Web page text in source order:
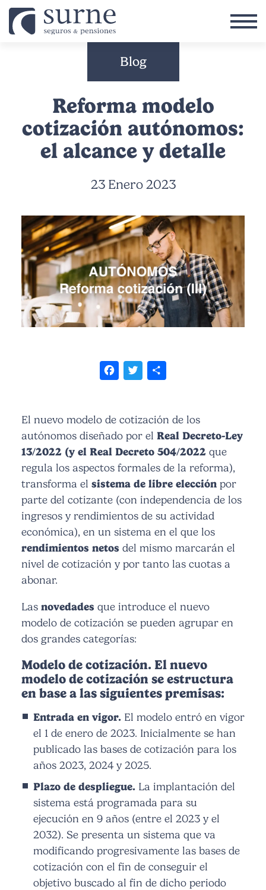
Pasar al contenido principal
Blog
Reforma modelo
cotización autónomos:
el alcance y detalle
23 Enero 2023
Facebook
Twitter
El nuevo modelo de cotización de los
autónomos diseñado por el Real Decreto-Ley
13/2022 (y el Real Decreto 504/2022 que
regula los aspectos formales de la reforma),
transforma el sistema de libre elección por
parte del cotizante (con independencia de los
ingresos y rendimientos de su actividad
económica), en un sistema en el que los
rendimientos netos del mismo marcarán el
nivel de cotización y por tanto las cuotas a
abonar.
Las novedades que introduce el nuevo
modelo de cotización se pueden agrupar en
dos grandes categorías:
Modelo de cotización. El nuevo
modelo de cotización se estructura
en base a las siguientes premisas:
Entrada en vigor. El modelo entró en vigor
el 1 de enero de 2023. Inicialmente se han
publicado las bases de cotización para los
años 2023, 2024 y 2025.
Plazo de despliegue. La implantación del
sistema está programada para su
ejecución en 9 años (entre el 2023 y el
2032). Se presenta un sistema que va
modificando progresivamente las bases de
cotización con el fin de conseguir el
objetivo buscado al fin de dicho periodo